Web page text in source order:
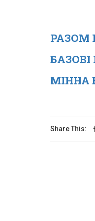
РАЗОМ
МІННА
Share This: